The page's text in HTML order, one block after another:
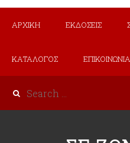
ΑΡΧΙΚΗ ΕΚΔΟΣΕΙΣ
ΚΑΤΑΛΟΓΟΣ ΕΠΙΚΟΙΝΩΝΙΑ